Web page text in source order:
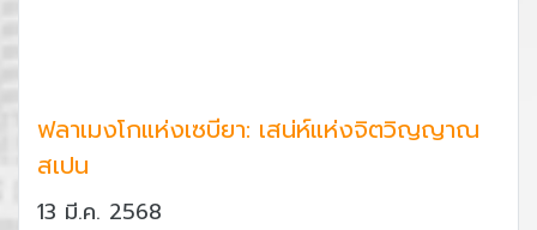
ฟลาเมงโกแห่งเซบียา: เสน่ห์แห่งจิตวิญญาณ
สเปน
13 มี.ค. 2568